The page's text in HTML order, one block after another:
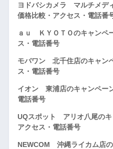
ヨドバシカメラ マルチメデ
価格比較・アクセス・電話番
ａｕ ＫＹＯＴＯのキャンペ
ス・電話番号
モバワン 北千住店のキャン
ス・電話番号
イオン 東浦店のキャンペー
電話番号
UQスポット アリオ八尾のキ
アクセス・電話番号
NEWCOM 沖縄ライカム店